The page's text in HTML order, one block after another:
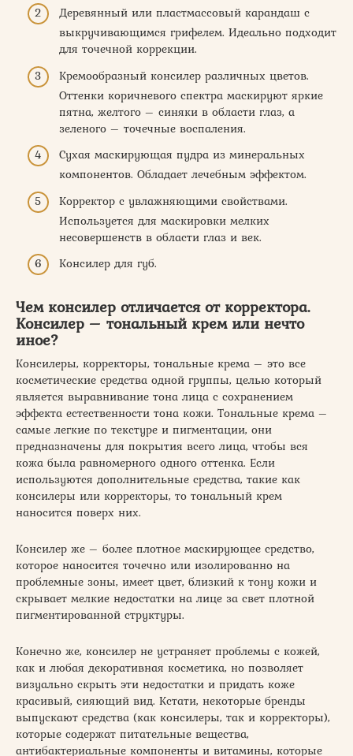
Деревянный или пластмассовый карандаш с
выкручивающимся грифелем. Идеально подходит
для точечной коррекции.
Кремообразный консилер различных цветов.
Оттенки коричневого спектра маскируют яркие
пятна, желтого – синяки в области глаз, а
зеленого – точечные воспаления.
Сухая маскирующая пудра из минеральных
компонентов. Обладает лечебным эффектом.
Корректор с увлажняющими свойствами.
Используется для маскировки мелких
несовершенств в области глаз и век.
Консилер для губ.
Чем консилер отличается от корректора.
Консилер – тональный крем или нечто
иное?
Консилеры, корректоры, тональные крема – это все
косметические средства одной группы, целью который
является выравнивание тона лица с сохранением
эффекта естественности тона кожи. Тональные крема –
самые легкие по текстуре и пигментации, они
предназначены для покрытия всего лица, чтобы вся
кожа была равномерного одного оттенка. Если
используются дополнительные средства, такие как
консилеры или корректоры, то тональный крем
наносится поверх них.
Консилер же – более плотное маскирующее средство,
которое наносится точечно или изолированно на
проблемные зоны, имеет цвет, близкий к тону кожи и
скрывает мелкие недостатки на лице за свет плотной
пигментированной структуры.
Конечно же, консилер не устраняет проблемы с кожей,
как и любая декоративная косметика, но позволяет
визуально скрыть эти недостатки и придать коже
красивый, сияющий вид. Кстати, некоторые бренды
выпускают средства (как консилеры, так и корректоры),
которые содержат питательные вещества,
антибактериальные компоненты и витамины, которые